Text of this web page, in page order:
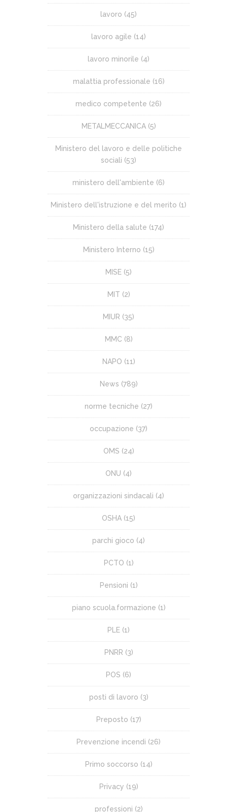
lavoro (45)
lavoro agile (14)
lavoro minorile (4)
malattia professionale (16)
medico competente (26)
METALMECCANICA(5)
Ministero del lavoro e delle politiche
sociali (53)
ministero dell'ambiente (6)
Ministero dell'istruzione e del merito (1)
Ministero della salute (174)
Ministero Interno (15)
MISE (5)
MIT (2)
MIUR (35)
MMC (8)
NAPO (11)
News (789)
norme tecniche (27)
occupazione (37)
OMS (24)
ONU (4)
organizzazioni sindacali (4)
OSHA (15)
parchi gioco (4)
PCTO (1)
Pensioni (1)
piano scuola.formazione (1)
PLE (1)
PNRR (3)
POS (6)
posti di lavoro (3)
Preposto (17)
Prevenzione incendi (26)
Primo soccorso (14)
Privacy (19)
professioni (2)